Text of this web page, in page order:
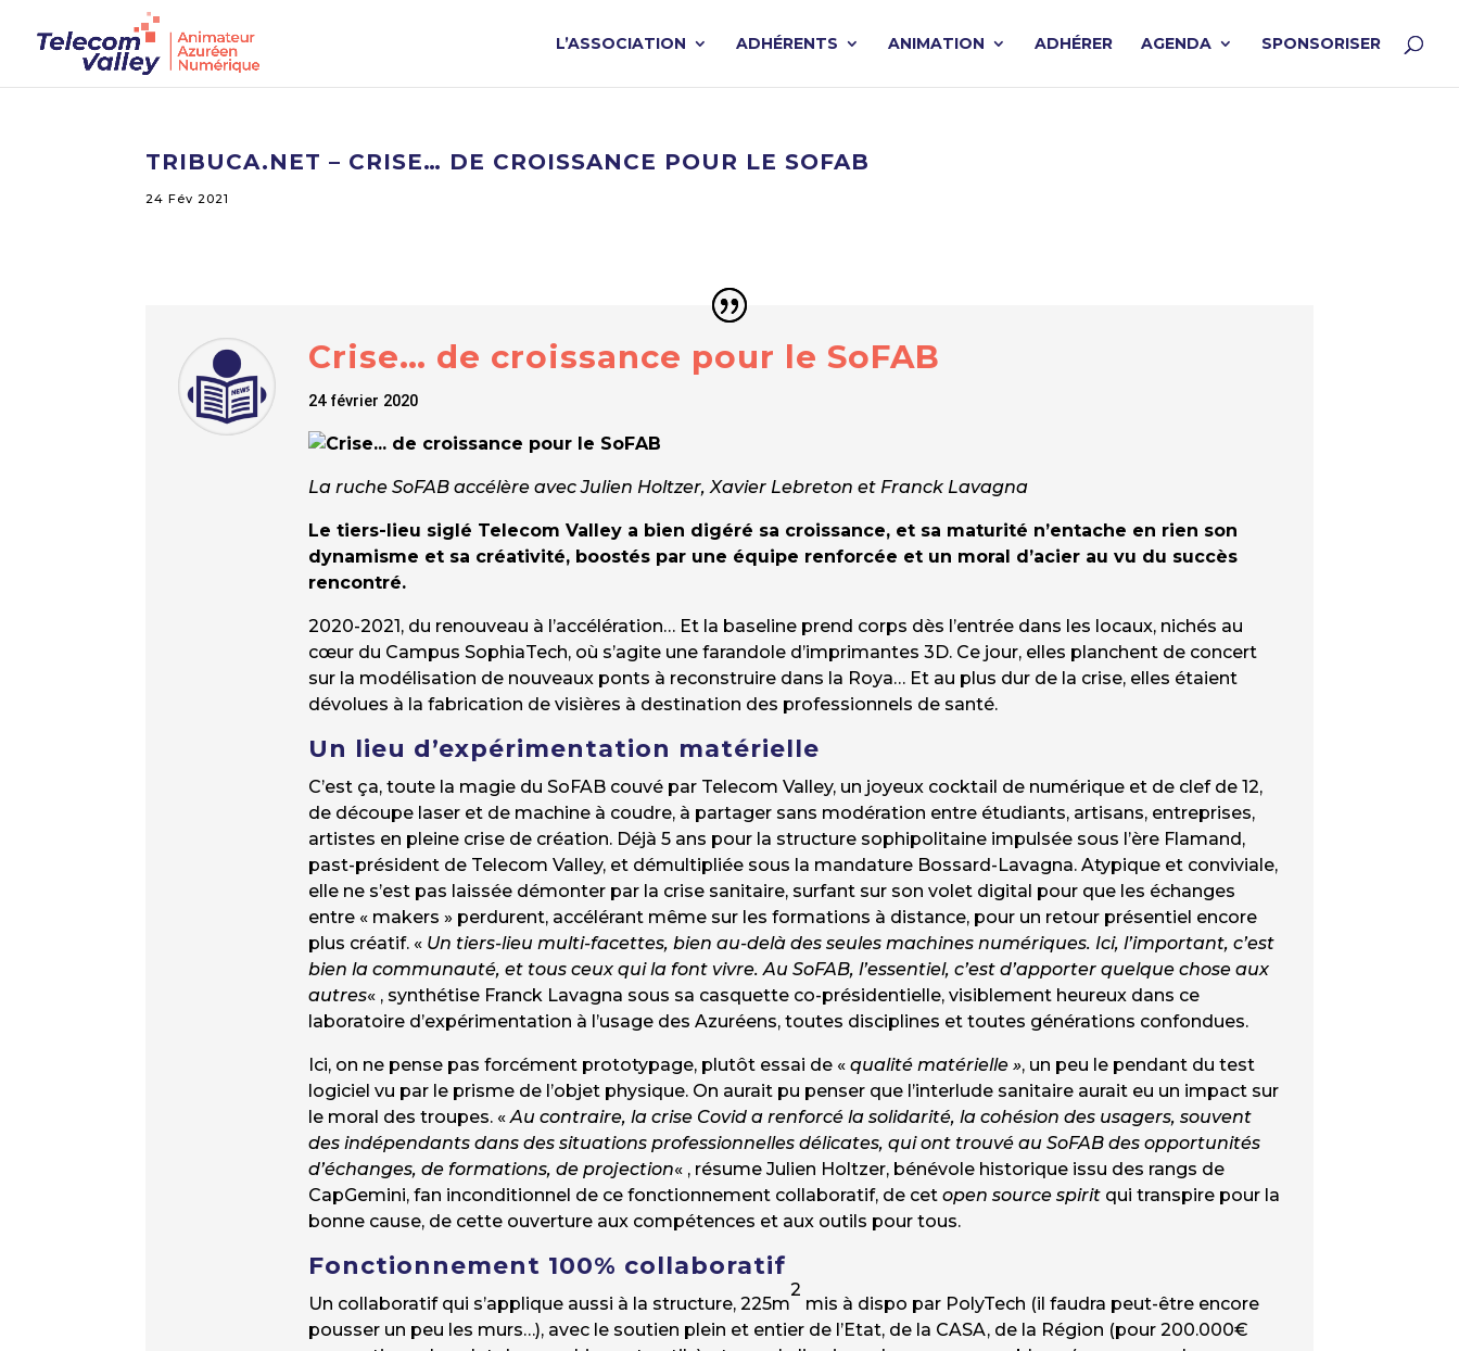
L’ASSOCIATION ADHÉRENTS ANIMATION ADHÉRER AGENDA SPONSORISER
TRIBUCA.NET – CRISE… DE CROISSANCE POUR LE SOFAB
24 Fév 2021
Crise… de croissance pour le SoFAB
24 février 2020
La ruche SoFAB accélère avec Julien Holtzer, Xavier Lebreton et Franck Lavagna
Le tiers-lieu siglé Telecom Valley a bien digéré sa croissance, et sa maturité n’entache en rien son
dynamisme et sa créativité, boostés par une équipe renforcée et un moral d’acier au vu du succès
rencontré.
2020-2021, du renouveau à l’accélération… Et la baseline prend corps dès l’entrée dans les locaux, nichés au
cœur du Campus SophiaTech, où s’agite une farandole d’imprimantes 3D. Ce jour, elles planchent de concert
sur la modélisation de nouveaux ponts à reconstruire dans la Roya… Et au plus dur de la crise, elles étaient
dévolues à la fabrication de visières à destination des professionnels de santé.
Un lieu d’expérimentation matérielle
C’est ça, toute la magie du SoFAB couvé par Telecom Valley, un joyeux cocktail de numérique et de clef de 12,
de découpe laser et de machine à coudre, à partager sans modération entre étudiants, artisans, entreprises,
artistes en pleine crise de création. Déjà 5 ans pour la structure sophipolitaine impulsée sous l’ère Flamand,
past-président de Telecom Valley, et démultipliée sous la mandature Bossard-Lavagna. Atypique et conviviale,
elle ne s’est pas laissée démonter par la crise sanitaire, surfant sur son volet digital pour que les échanges
entre « makers » perdurent, accélérant même sur les formations à distance, pour un retour présentiel encore
plus créatif. « Un tiers-lieu multi-facettes, bien au-delà des seules machines numériques. Ici, l’important, c’est
bien la communauté, et tous ceux qui la font vivre. Au SoFAB, l’essentiel, c’est d’apporter quelque chose aux
autres« , synthétise Franck Lavagna sous sa casquette co-présidentielle, visiblement heureux dans ce
laboratoire d’expérimentation à l’usage des Azuréens, toutes disciplines et toutes générations confondues.
Ici, on ne pense pas forcément prototypage, plutôt essai de «qualité matérielle », un peu le pendant du test
logiciel vu par le prisme de l’objet physique. On aurait pu penser que l’interlude sanitaire aurait eu un impact sur
le moral des troupes. «Au contraire, la crise Covid a renforcé la solidarité, la cohésion des usagers, souvent
des indépendants dans des situations professionnelles délicates, qui ont trouvé au SoFAB des opportunités
d’échanges, de formations, de projection« , résume Julien Holtzer, bénévole historique issu des rangs de
CapGemini, fan inconditionnel de ce fonctionnement collaboratif, de cet open source spirit qui transpire pour la
bonne cause, de cette ouverture aux compétences et aux outils pour tous.
Fonctionnement 100% collaboratif
Un collaboratif qui s’applique aussi à la structure, 225m
2
mis à dispo par PolyTech (il faudra peut-être encore
pousser un peu les murs…), avec le soutien plein et entier de l’Etat, de la CASA, de la Région (pour 200.000€